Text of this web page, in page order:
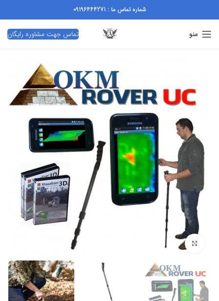
شماره تماس ما : 09196444271
منو تماس جهت مشاوره رایگان
برای بزرگنمایی کلیک کنید